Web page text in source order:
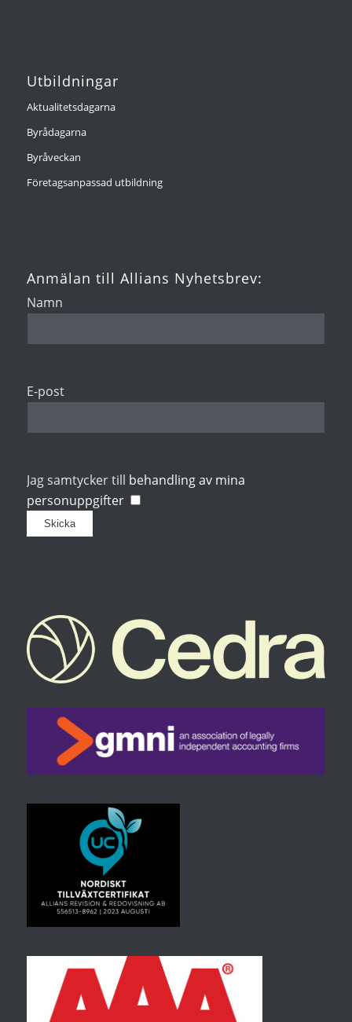
Utbildningar
Aktualitetsdagarna
Byrådagarna
Byråveckan
Företagsanpassad utbildning
Anmälan till Allians Nyhetsbrev:
Namn
E-post
Jag samtycker till behandling av mina
personuppgifter